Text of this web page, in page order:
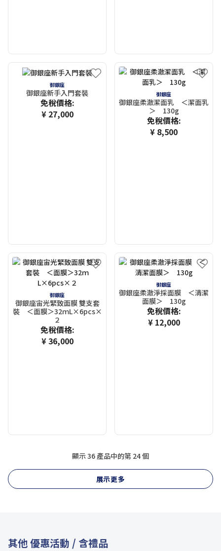
御銀座
御銀座新手入門套裝
免稅價格:
¥ 27,000
御銀座
御銀座柔澈潔面乳 ＜潔面乳
＞ 130g
免稅價格:
¥ 8,500
御銀座
御銀座宙光緊致面膜 雙支套
裝 ＜面膜＞32ｍL×6pcs×
２
免稅價格:
¥ 36,000
御銀座
御銀座柔澈淨採面膜 ＜清潔
面膜＞ 130g
免稅價格:
¥ 12,000
顯示 36 產品中的第 24個
展示更多
其他 優惠活動 / 含禮品